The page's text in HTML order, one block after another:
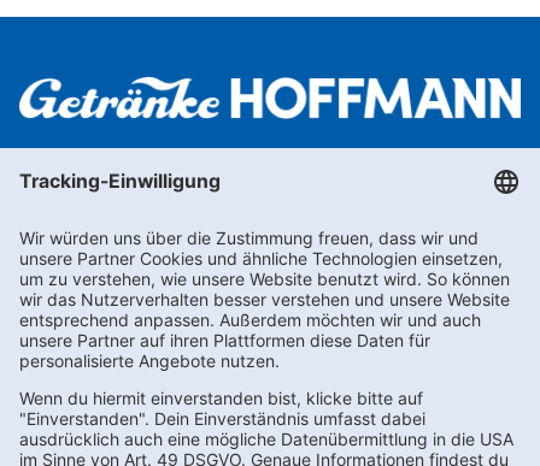
Newsletter abonnieren
Kontakt
FAQs
Karriere